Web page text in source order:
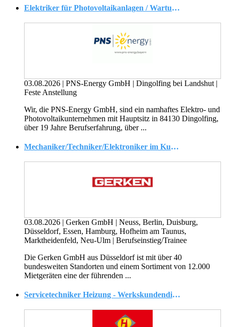
Elektriker für Photovoltaikanlagen / Wartung / Service / Kundendienst (m/w/d)
03.08.2026 | PNS-Energy GmbH | Dingolfing bei Landshut |
Feste Anstellung
Wir, die PNS-Energy GmbH, sind ein namhaftes Elektro- und
Photovoltaikunternehmen mit Hauptsitz in 84130 Dingolfing,
über 19 Jahre Berufserfahrung, über ...
Mechaniker/Techniker/Elektroniker im Kundendienst (gn)
03.08.2026 | Gerken GmbH | Neuss, Berlin, Duisburg,
Düsseldorf, Essen, Hamburg, Hofheim am Taunus,
Marktheidenfeld, Neu-Ulm | Berufseinstieg/Trainee
Die Gerken GmbH aus Düsseldorf ist mit über 40
bundesweiten Standorten und einem Sortiment von 12.000
Mietgeräten eine der führenden ...
Servicetechniker Heizung - Werkskundendienst / Wärmepumpe / Montage (m/w/d)